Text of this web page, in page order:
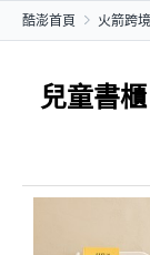
酷澎首頁 火箭跨境
兒童書櫃